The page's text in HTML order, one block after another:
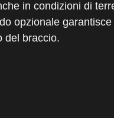
in condizioni di
opzionale
del braccio.